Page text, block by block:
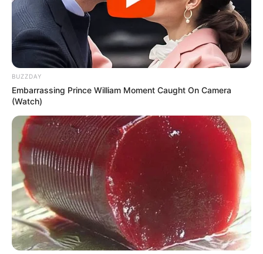
BUZZDAY
Embarrassing Prince William Moment Caught On Camera
(Watch)